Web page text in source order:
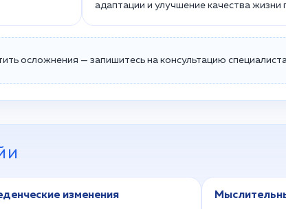
адаптации и улучшение качества жизни
осложнения — запишитесь на консультацию
изменения